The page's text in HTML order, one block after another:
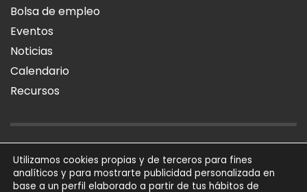
Bolsa de empleo
Eventos
Noticias
Calendario
Recursos
AVISO LEGAL POLÍTICA DE PRIVACIDAD POLÍTICA DE COOKIES
SÍGUENOS
Utilizamos cookies propias y de terceros para fines
analíticos y para mostrarte publicidad personalizada en
base a un perfil elaborado a partir de tus hábitos de